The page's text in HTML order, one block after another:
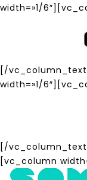
width=»1/
[/
width=»1/
[/
[vc_column